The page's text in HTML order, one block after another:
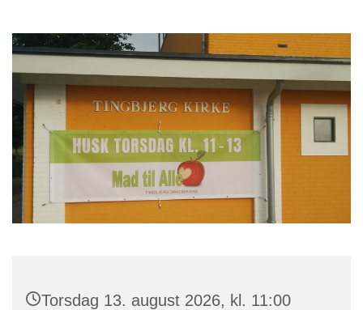
Torsdag 13. august 2026, kl. 11:00